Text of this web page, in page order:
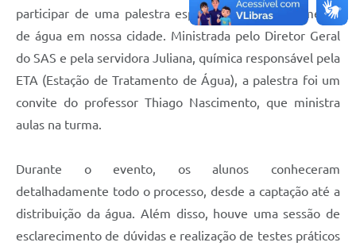
participar de uma palestra especial sobre o tratamento
de água em nossa cidade. Ministrada pelo Diretor Geral
do SAS e pela servidora Juliana, química responsável pela
ETA (Estação de Tratamento de Água), a palestra foi um
convite do professor Thiago Nascimento, que ministra
aulas na turma.
Durante o evento, os alunos conheceram
detalhadamente todo o processo, desde a captação até a
distribuição da água. Além disso, houve uma sessão de
esclarecimento de dúvidas e realização de testes práticos